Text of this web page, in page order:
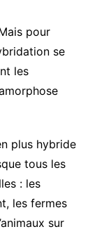
pour
se
les
plus hybride
tous les
: les
les fermes
sur